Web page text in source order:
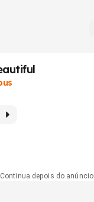
Continua depois do anúncio